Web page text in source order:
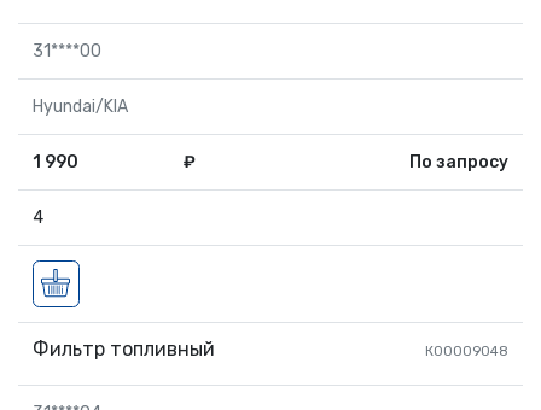
31****00
Hyundai/KIA
1 990 ₽ По запросу
4
Фильтр топливный К00009048